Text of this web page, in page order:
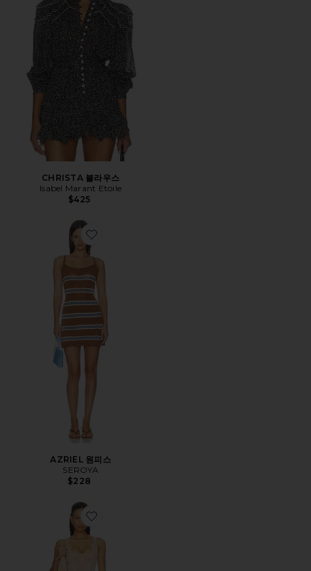
CHRISTA 블라우스
Isabel Marant Etoile
$425
AZRIEL 원피스
SEROYA
$228
Favorite VALIANT LACE TRIM MINI 원피스